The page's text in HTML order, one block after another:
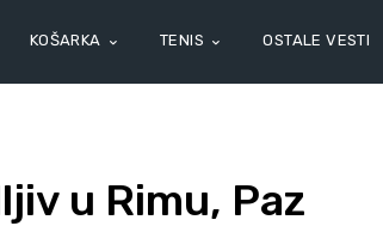
KOŠARKA TENIS OSTALE VESTI
u Rimu, Paz